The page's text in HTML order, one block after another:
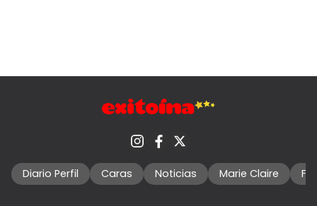
Diario Perfil Caras Noticias Marie Claire